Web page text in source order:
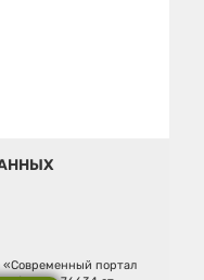
«Современный портал